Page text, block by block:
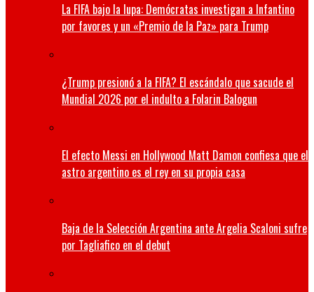
La FIFA bajo la lupa: Demócratas investigan a Infantino
por favores y un «Premio de la Paz» para Trump
¿Trump presionó a la FIFA? El escándalo que sacude el
Mundial 2026 por el indulto a Folarin Balogun
El efecto Messi en Hollywood Matt Damon confiesa que el
astro argentino es el rey en su propia casa
Baja de la Selección Argentina ante Argelia Scaloni sufre
por Tagliafico en el debut